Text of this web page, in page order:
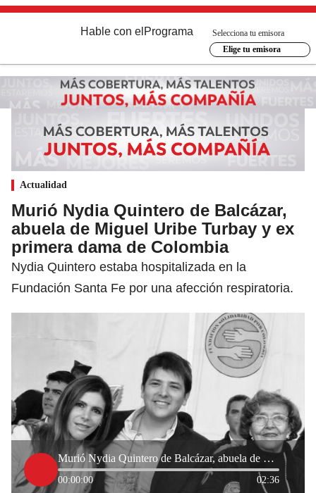
Hable con el Programa
Selecciona tu emisora
Elige tu emisora
Actualidad
Murió Nydia Quintero de Balcázar,
abuela de Miguel Uribe Turbay y ex
primera dama de Colombia
Nydia Quintero estaba hospitalizada en la
Fundación Santa Fe por una afección respiratoria.
Murió Nydia Quintero de Balcázar, abuela de Miguel Uribe Turbay
00:00:00 02:36